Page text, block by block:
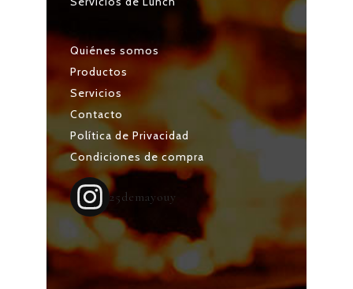
Quiénes somos
Productos
Servicios
Contacto
Política de Privacidad
Condiciones de compra
25demayouy